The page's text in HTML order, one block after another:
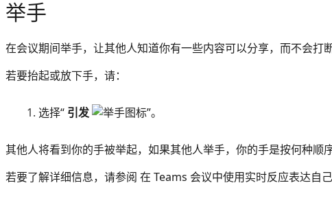
举手
在会议期间举手，让其他人知道你有一些内容可以分享，而不会打
若要抬起或放下手，请：
选择“ 引发 ”。
其他人将看到你的手被举起，如果其他人举手，你的手是按何种顺
若要了解详细信息，请参阅 在 Teams 会议中使用实时反应表达自